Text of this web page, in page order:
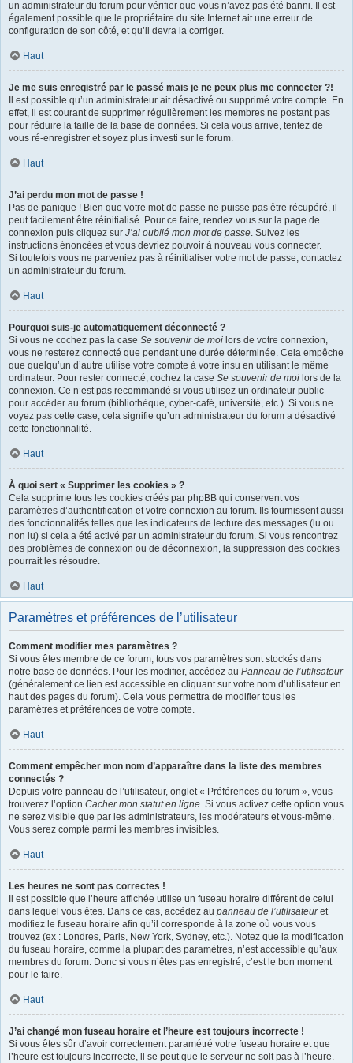
un administrateur du forum pour vérifier que vous n’avez pas été banni. Il est
également possible que le propriétaire du site Internet ait une erreur de
configuration de son côté, et qu’il devra la corriger.
Haut
Je me suis enregistré par le passé mais je ne peux plus me connecter ?!
Il est possible qu’un administrateur ait désactivé ou supprimé votre compte. En
effet, il est courant de supprimer régulièrement les membres ne postant pas
pour réduire la taille de la base de données. Si cela vous arrive, tentez de
vous ré-enregistrer et soyez plus investi sur le forum.
Haut
J’ai perdu mon mot de passe !
Pas de panique ! Bien que votre mot de passe ne puisse pas être récupéré, il
peut facilement être réinitialisé. Pour ce faire, rendez vous sur la page de
connexion puis cliquez sur J’ai oublié mon mot de passe. Suivez les
instructions énoncées et vous devriez pouvoir à nouveau vous connecter.
Si toutefois vous ne parveniez pas à réinitialiser votre mot de passe, contactez
un administrateur du forum.
Haut
Pourquoi suis-je automatiquement déconnecté ?
Si vous ne cochez pas la case Se souvenir de moi lors de votre connexion,
vous ne resterez connecté que pendant une durée déterminée. Cela empêche
que quelqu’un d’autre utilise votre compte à votre insu en utilisant le même
ordinateur. Pour rester connecté, cochez la case Se souvenir de moi lors de la
connexion. Ce n’est pas recommandé si vous utilisez un ordinateur public
pour accéder au forum (bibliothèque, cyber-café, université, etc.). Si vous ne
voyez pas cette case, cela signifie qu’un administrateur du forum a désactivé
cette fonctionnalité.
Haut
À quoi sert « Supprimer les cookies » ?
Cela supprime tous les cookies créés par phpBB qui conservent vos
paramètres d’authentification et votre connexion au forum. Ils fournissent aussi
des fonctionnalités telles que les indicateurs de lecture des messages (lu ou
non lu) si cela a été activé par un administrateur du forum. Si vous rencontrez
des problèmes de connexion ou de déconnexion, la suppression des cookies
pourrait les résoudre.
Haut
Paramètres et préférences de l’utilisateur
Comment modifier mes paramètres ?
Si vous êtes membre de ce forum, tous vos paramètres sont stockés dans
notre base de données. Pour les modifier, accédez au Panneau de l’utilisateur
(généralement ce lien est accessible en cliquant sur votre nom d’utilisateur en
haut des pages du forum). Cela vous permettra de modifier tous les
paramètres et préférences de votre compte.
Haut
Comment empêcher mon nom d’apparaître dans la liste des membres
connectés ?
Depuis votre panneau de l’utilisateur, onglet « Préférences du forum », vous
trouverez l’option Cacher mon statut en ligne. Si vous activez cette option vous
ne serez visible que par les administrateurs, les modérateurs et vous-même.
Vous serez compté parmi les membres invisibles.
Haut
Les heures ne sont pas correctes !
Il est possible que l’heure affichée utilise un fuseau horaire différent de celui
dans lequel vous êtes. Dans ce cas, accédez au panneau de l’utilisateuret
modifiez le fuseau horaire afin qu’il corresponde à la zone où vous vous
trouvez (ex : Londres, Paris, New York, Sydney, etc.). Notez que la modification
du fuseau horaire, comme la plupart des paramètres, n’est accessible qu’aux
membres du forum. Donc si vous n’êtes pas enregistré, c’est le bon moment
pour le faire.
Haut
J’ai changé mon fuseau horaire et l’heure est toujours incorrecte !
Si vous êtes sûr d’avoir correctement paramétré votre fuseau horaire et que
l’heure est toujours incorrecte, il se peut que le serveur ne soit pas à l’heure.